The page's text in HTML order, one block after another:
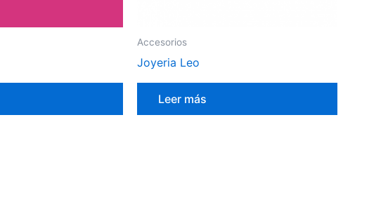
Accesorios
Joyeria Leo
Leer más